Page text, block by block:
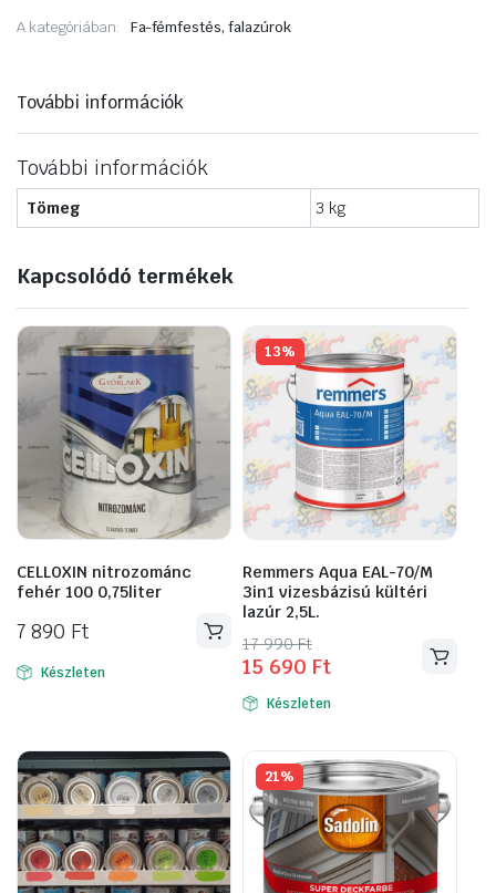
A kategóriában: Fa-fémfestés, falazúrok
További információk
További információk
Tömeg 3 kg
Kapcsolódó termékek
CELLOXIN nitrozománc
fehér 100 0,75liter
7 890 Ft
Készleten
13%
Remmers Aqua EAL-70/M
3in1 vizesbázisú kültéri
lazúr 2,5L.
17 990Ft
Original
price
was:
15 690 Ft
Current
price
is:
Ennek
a
variációja
van.
A
változatok
Készleten
21%